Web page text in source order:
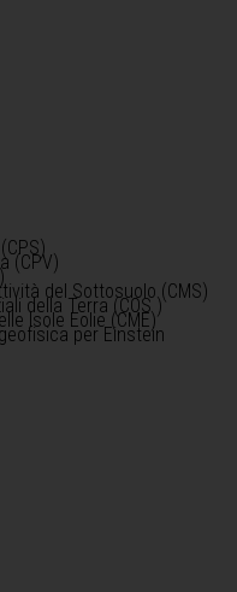
(CPV)
del Sottosuolo (CMS)
della Terra (COS )
Isole Eolie (CME)
per Einstein